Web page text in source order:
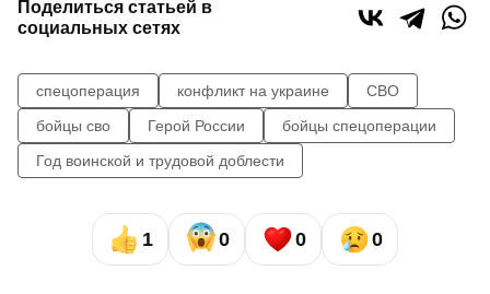
Поделиться статьей в
социальных сетях
спецоперация конфликт на украине
СВО
бойцы сво
Герой России
бойцы спецоперации
Год воинской и трудовой доблести
1 0 0 0